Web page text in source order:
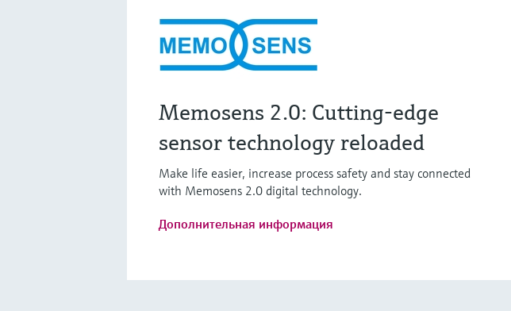
Memosens 2.0: Cutting-edge
sensor technology reloaded
Make life easier, increase process safety and stay connected
with Memosens 2.0 digital technology.
Дополнительная информация